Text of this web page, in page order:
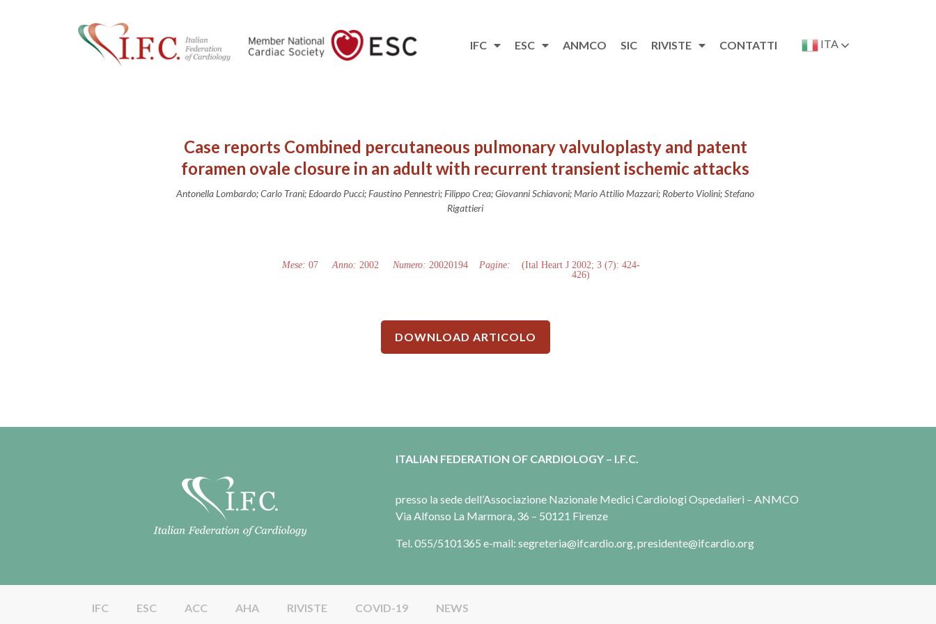
IFC ESC ANMCO SIC RIVISTE CONTATTI ITA
Case reports Combined percutaneous pulmonary valvuloplasty and patent
foramen ovale closure in an adult with recurrent transient ischemic attacks
Antonella Lombardo; Carlo Trani; Edoardo Pucci; Faustino Pennestrì; Filippo Crea; Giovanni Schiavoni; Mario Attilio Mazzari; Roberto Violini; Stefano
Rigattieri
Mese: 07 Anno: 2002 Numero: 20020194 Pagine:
(Ital Heart J 2002; 3 (7): 424-
426)
DOWNLOAD ARTICOLO
ITALIAN FEDERATION OF CARDIOLOGY – I.F.C.
presso la sede dell’Associazione Nazionale Medici Cardiologi Ospedalieri – ANMCO
Via Alfonso La Marmora, 36 – 50121 Firenze
Tel. 055/5101365 e-mail: segreteria@ifcardio.org, presidente@ifcardio.org
IFC ESC ACC AHA RIVISTE COVID-19 NEWS